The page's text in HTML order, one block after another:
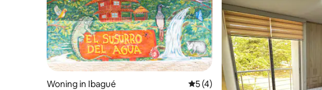
Woning in Ibagué Gemiddelde beoordeling van 5
5 (4)